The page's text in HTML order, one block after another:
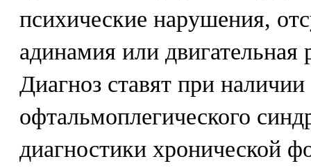
психические нарушения,
адинамия или двигательная
Диагноз ставят при
офтальмоплегического
диагностики хронической